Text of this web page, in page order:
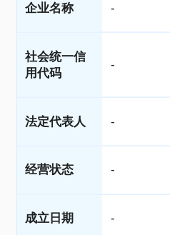
企业名称 -
社会统一信
用代码
-
法定代表人 -
经营状态 -
成立日期 -